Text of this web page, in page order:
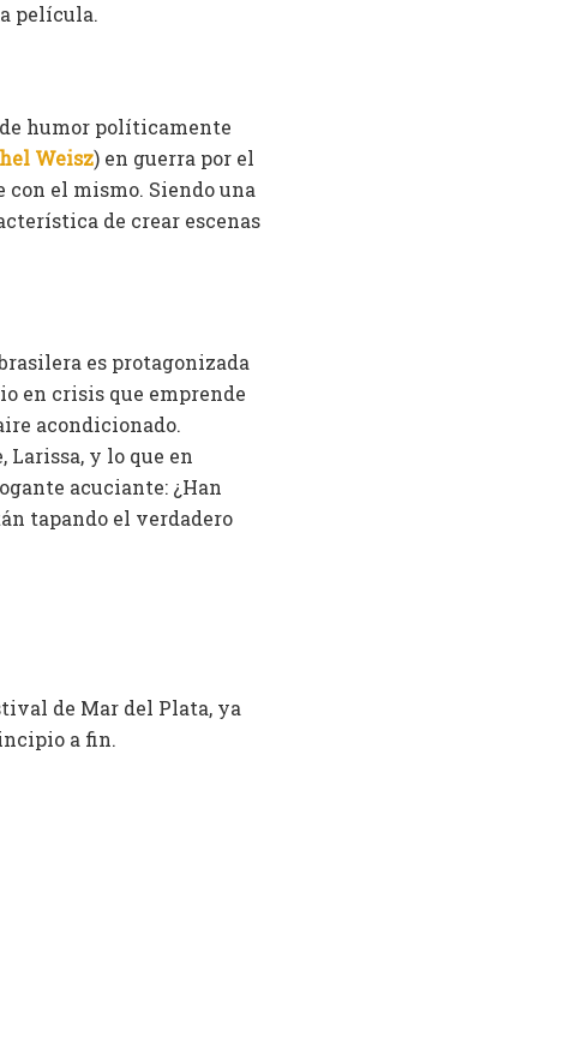
película.
humor políticamente
Weisz) en guerra por el
el mismo. Siendo una
de crear escenas
es protagonizada
en crisis que emprende
acondicionado.
Larissa, y lo que en
acuciante: ¿Han
tapando el verdadero
de Mar del Plata, ya
a fin.